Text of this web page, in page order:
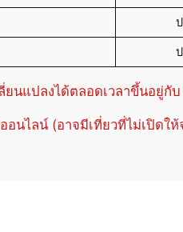
ยนแปลงได้ตลอดเวลาขึ้นอยู่กั
อนไลน์ (อาจมีเที่ยวที่ไม่เปิด